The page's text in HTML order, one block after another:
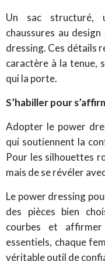
Un sac structuré,
chaussures au
dressing. Ces détails
caractère à la tenue,
qui la porte.
S’habiller pour
Adopter le power
qui soutiennent la
Pour les silhouettes
mais de se révéler
Le power dressing
des pièces bien
courbes et
essentiels, chaque
véritable outil de